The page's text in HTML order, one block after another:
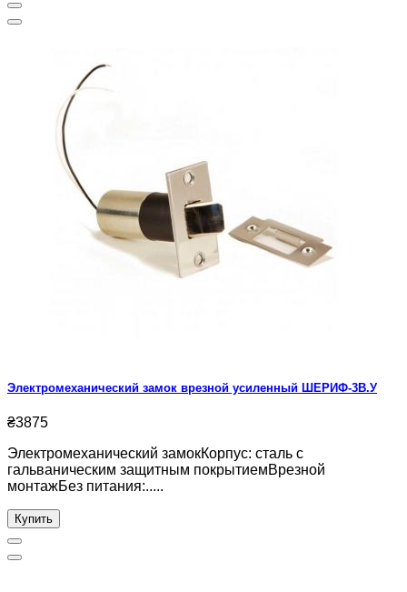
Электромеханический замок врезной усиленный ШЕРИФ-3В.У
₴3875
Электромеханический замокКорпус: сталь с
гальваническим защитным покрытиемВрезной
монтажБез питания:.....
Купить